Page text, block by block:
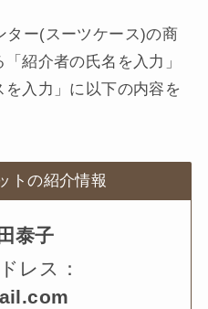
ター(スーツケース)の商
紹介者の氏名を入力」
を入力」に以下の内容を
トの紹介情報
泰子
レス：